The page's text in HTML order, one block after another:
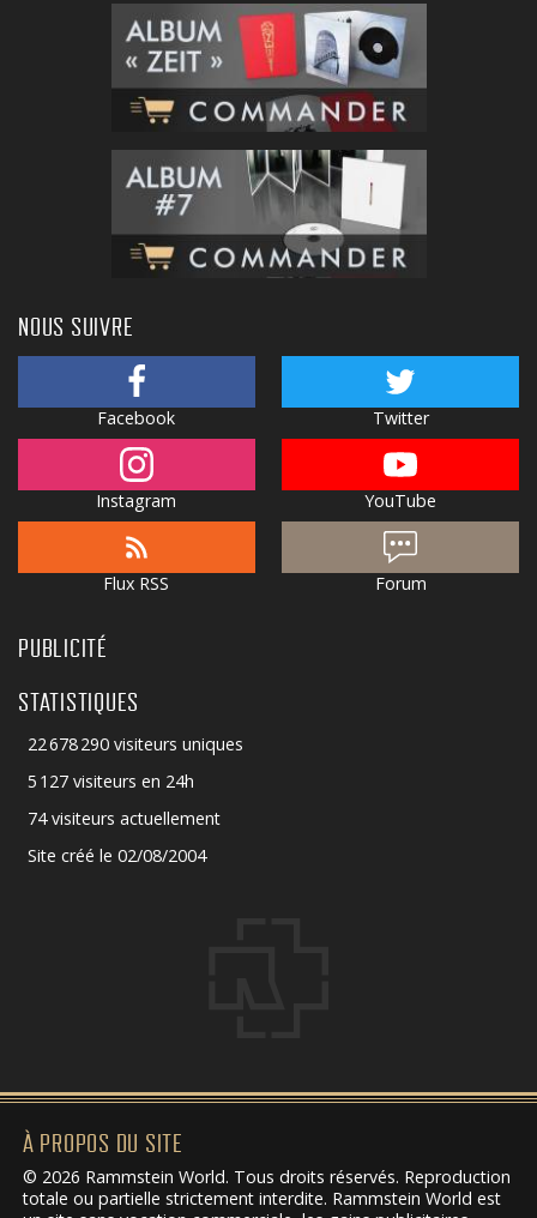
NOUS SUIVRE
Facebook Twitter
Instagram YouTube
Flux RSS Forum
PUBLICITÉ
STATISTIQUES
22 678 290 visiteurs uniques
5 127 visiteurs en 24h
74 visiteurs actuellement
Site créé le 02/08/2004
À PROPOS DU SITE
© 2026 Rammstein World. Tous droits réservés. Reproduction
totale ou partielle strictement interdite. Rammstein World est